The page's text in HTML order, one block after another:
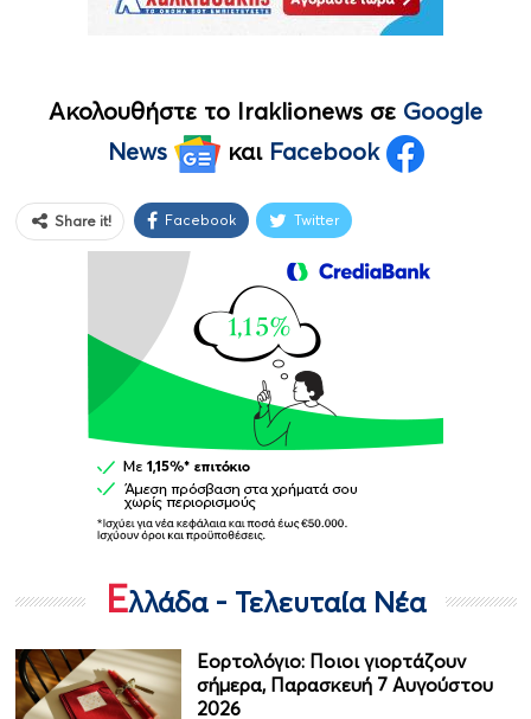
Ακολουθήστε το Iraklionews σε Google
News
και Facebook
Share it! Facebook Twitter
Ελλάδα - Τελευταία Νέα
Εορτολόγιο: Ποιοι γιορτάζουν
σήμερα, Παρασκευή 7 Αυγούστου
2026